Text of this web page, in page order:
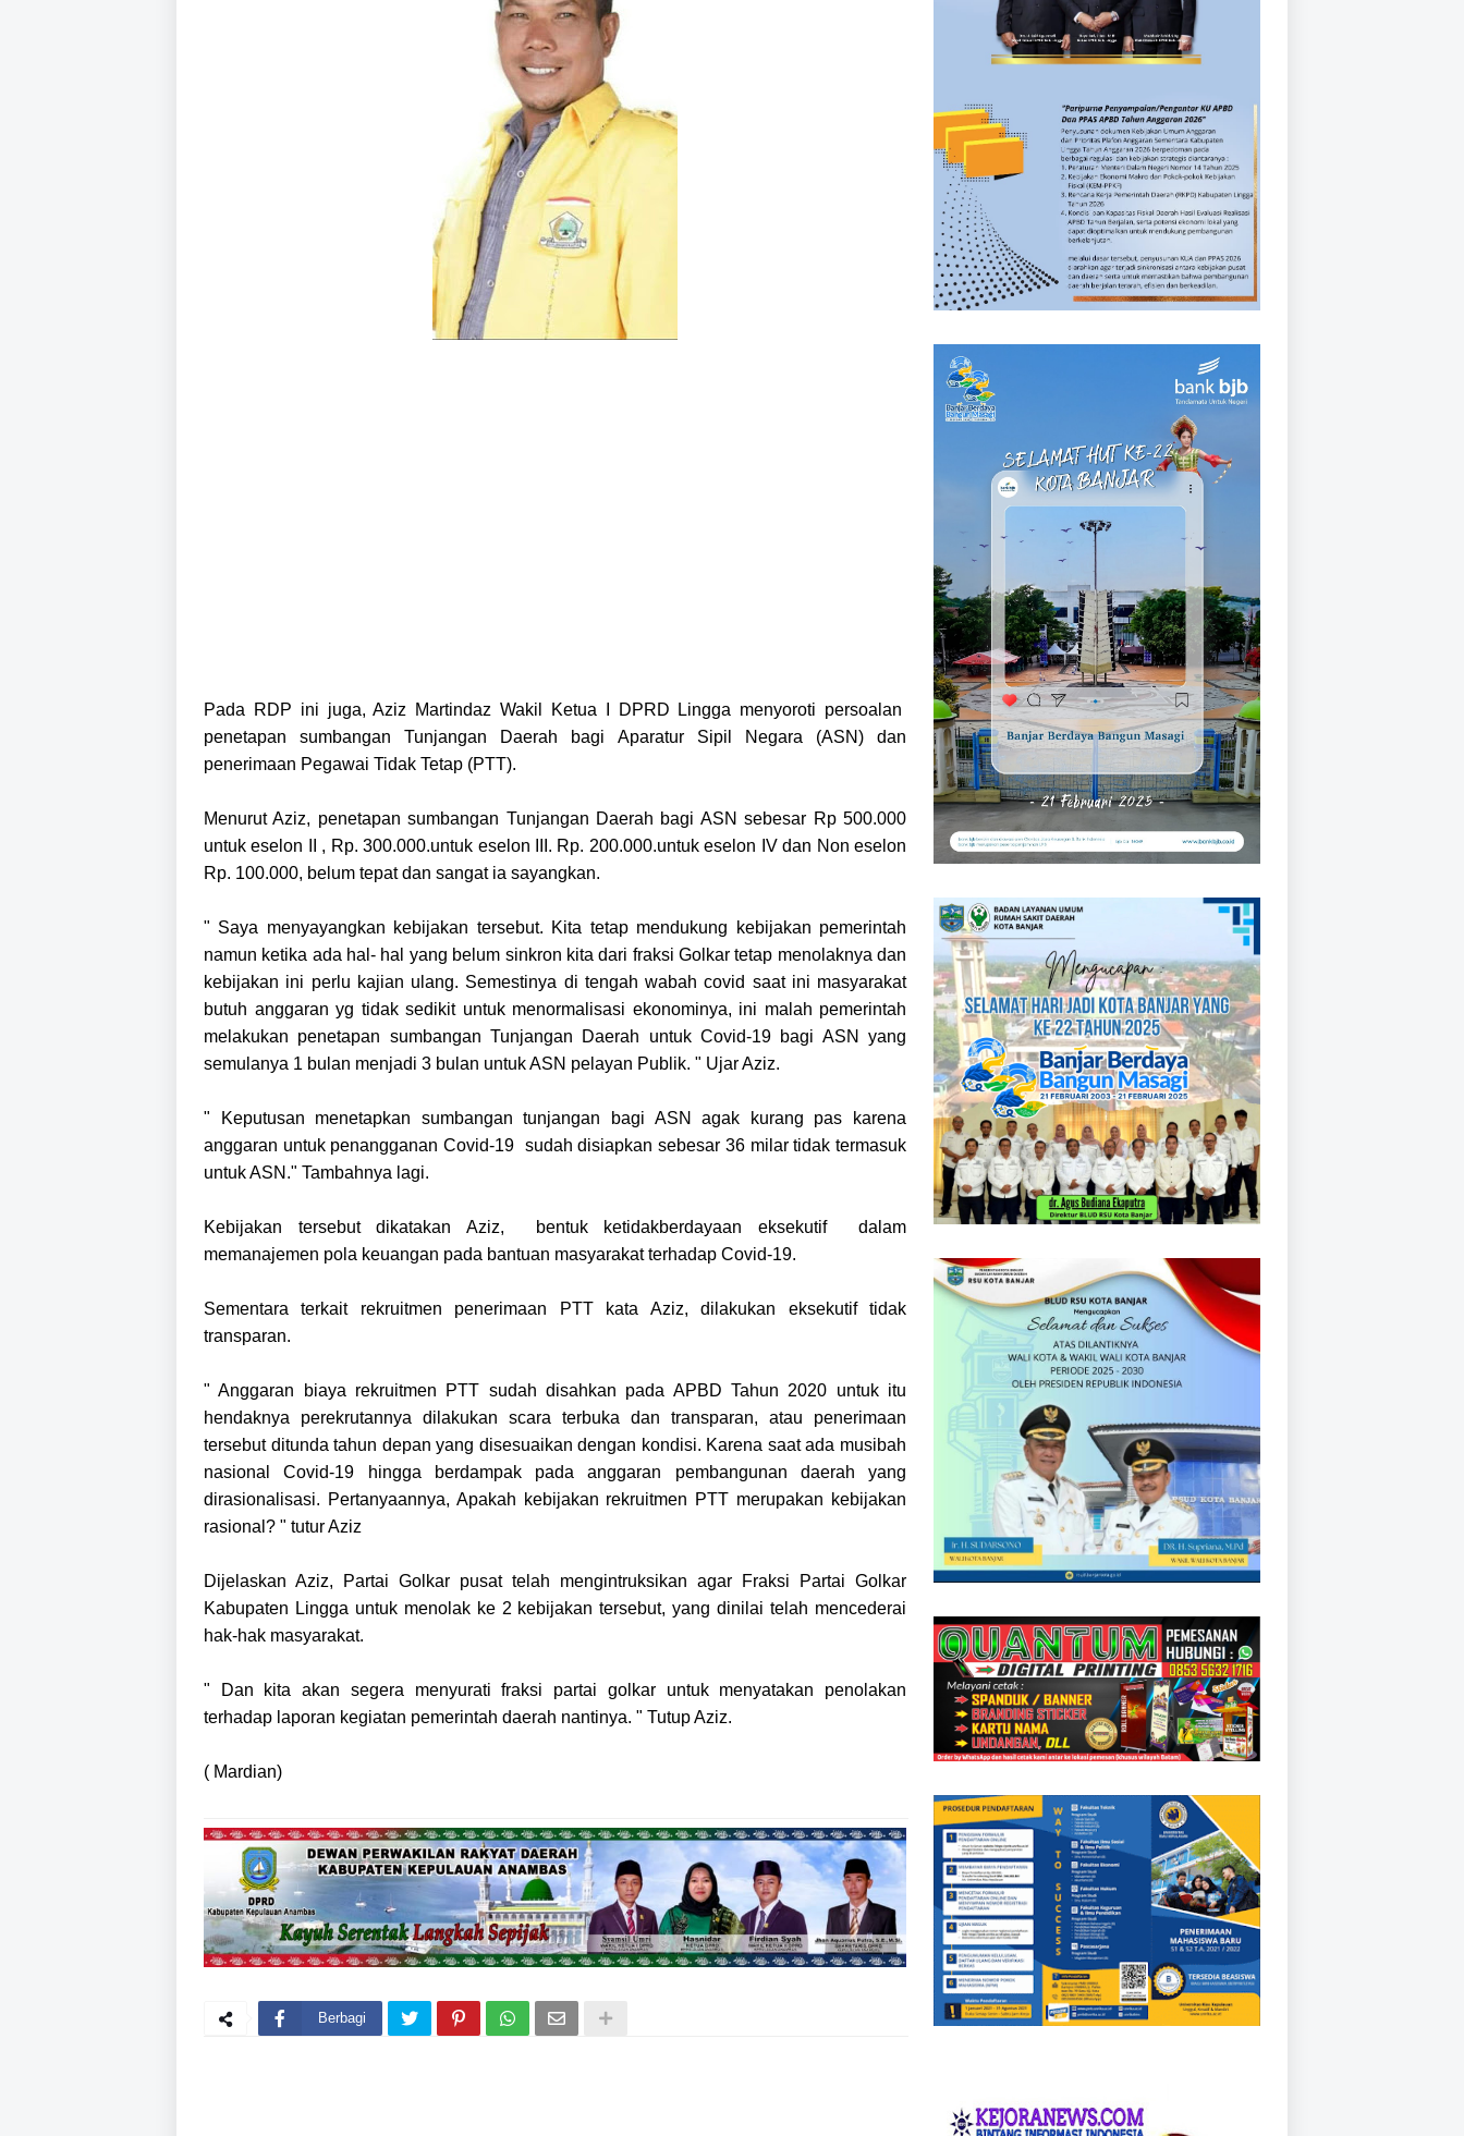
Pada RDP ini juga, Aziz Martindaz Wakil Ketua I DPRD Lingga menyoroti persoalan
penetapan sumbangan Tunjangan Daerah bagi Aparatur Sipil Negara (ASN) dan
penerimaan Pegawai Tidak Tetap (PTT).
Menurut Aziz, penetapan sumbangan Tunjangan Daerah bagi ASN sebesar Rp 500.000
untuk eselon II , Rp. 300.000.untuk eselon III. Rp. 200.000.untuk eselon IV dan Non eselon
Rp. 100.000, belum tepat dan sangat ia sayangkan.
" Saya menyayangkan kebijakan tersebut. Kita tetap mendukung kebijakan pemerintah
namun ketika ada hal- hal yang belum sinkron kita dari fraksi Golkar tetap menolaknya dan
kebijakan ini perlu kajian ulang. Semestinya di tengah wabah covid saat ini masyarakat
butuh anggaran yg tidak sedikit untuk menormalisasi ekonominya, ini malah pemerintah
melakukan penetapan sumbangan Tunjangan Daerah untuk Covid-19 bagi ASN yang
semulanya 1 bulan menjadi 3 bulan untuk ASN pelayan Publik. " Ujar Aziz.
" Keputusan menetapkan sumbangan tunjangan bagi ASN agak kurang pas karena
anggaran untuk penangganan Covid-19 sudah disiapkan sebesar 36 milar tidak termasuk
untuk ASN." Tambahnya lagi.
Kebijakan tersebut dikatakan Aziz, bentuk ketidakberdayaan eksekutif dalam
memanajemen pola keuangan pada bantuan masyarakat terhadap Covid-19.
Sementara terkait rekruitmen penerimaan PTT kata Aziz, dilakukan eksekutif tidak
transparan.
" Anggaran biaya rekruitmen PTT sudah disahkan pada APBD Tahun 2020 untuk itu
hendaknya perekrutannya dilakukan scara terbuka dan transparan, atau penerimaan
tersebut ditunda tahun depan yang disesuaikan dengan kondisi. Karena saat ada musibah
nasional Covid-19 hingga berdampak pada anggaran pembangunan daerah yang
dirasionalisasi. Pertanyaannya, Apakah kebijakan rekruitmen PTT merupakan kebijakan
rasional? " tutur Aziz
Dijelaskan Aziz, Partai Golkar pusat telah mengintruksikan agar Fraksi Partai Golkar
Kabupaten Lingga untuk menolak ke 2 kebijakan tersebut, yang dinilai telah mencederai
hak-hak masyarakat.
" Dan kita akan segera menyurati fraksi partai golkar untuk menyatakan penolakan
terhadap laporan kegiatan pemerintah daerah nantinya. " Tutup Aziz.
( Mardian)
Berbagi